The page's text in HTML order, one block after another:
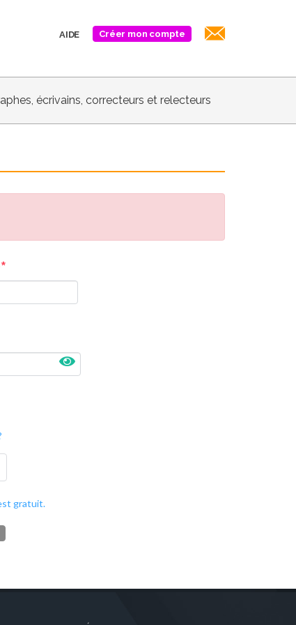
AIDE Créer mon compte
écrivains, correcteurs et relecteurs
gratuit.